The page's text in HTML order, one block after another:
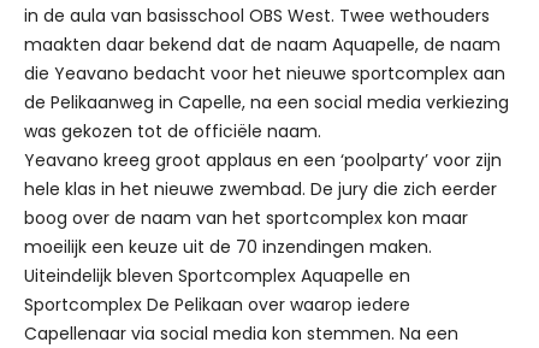
in de aula van basisschool OBS West. Twee wethouders
maakten daar bekend dat de naam Aquapelle, de naam
die Yeavano bedacht voor het nieuwe sportcomplex aan
de Pelikaanweg in Capelle, na een social media verkiezing
was gekozen tot de officiële naam.
Yeavano kreeg groot applaus en een ‘poolparty’ voor zijn
hele klas in het nieuwe zwembad. De jury die zich eerder
boog over de naam van het sportcomplex kon maar
moeilijk een keuze uit de 70 inzendingen maken.
Uiteindelijk bleven Sportcomplex Aquapelle en
Sportcomplex De Pelikaan over waarop iedere
Capellenaar via social media kon stemmen. Na een